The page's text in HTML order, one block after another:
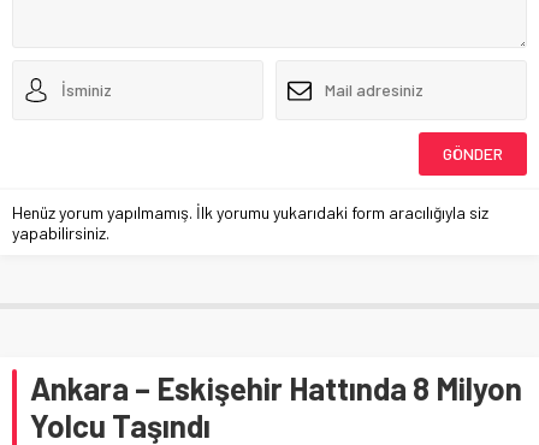
Henüz yorum yapılmamış. İlk yorumu yukarıdaki form aracılığıyla siz
yapabilirsiniz.
Ankara – Eskişehir Hattında 8 Milyon
Yolcu Taşındı